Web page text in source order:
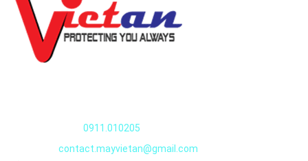
không co rút, không phai màu.
-Quần áo thủy sản, đồng phục thủy sản, đồng phục công
nhân chế biến thủy sản được Việt An ️May sắc sảo tỉ mỉ từng
chi tiết. ️In, thêu Logo miễn phí.
cầu của khách hàng.
0911.010205
contact.mayvietan@gmail.com